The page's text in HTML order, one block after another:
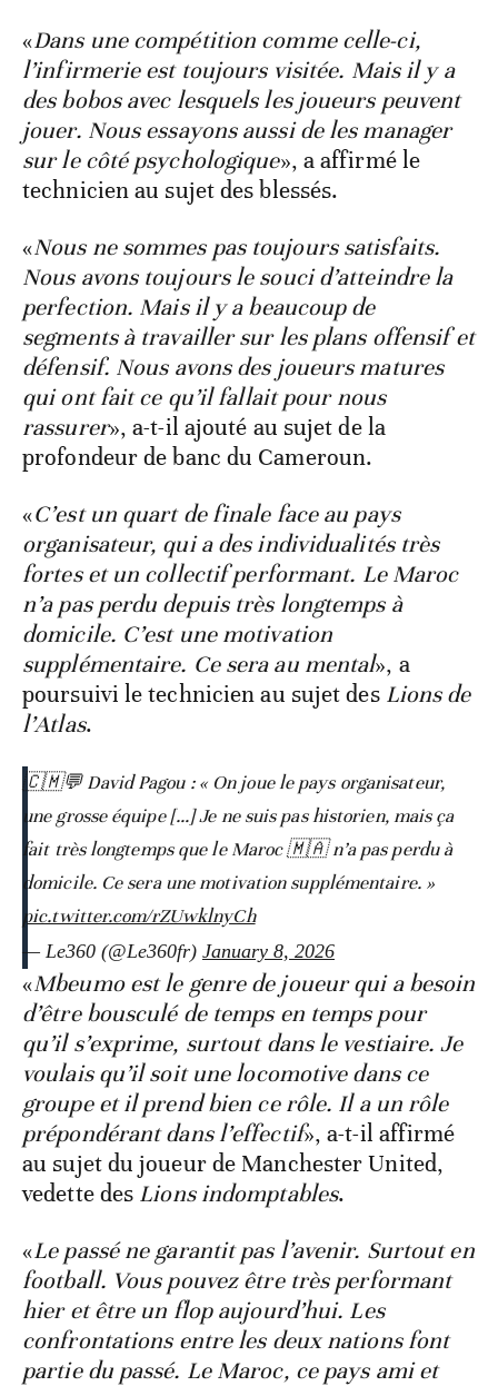
«Dans une compétition comme celle-ci,
l’infirmerie est toujours visitée. Mais il y a
des bobos avec lesquels les joueurs peuvent
jouer. Nous essayons aussi de les manager
sur le côté psychologique», a affirmé le
technicien au sujet des blessés.
«Nous ne sommes pas toujours satisfaits.
Nous avons toujours le souci d’atteindre la
perfection. Mais il y a beaucoup de
segments à travailler sur les plans offensif et
défensif. Nous avons des joueurs matures
qui ont fait ce qu’il fallait pour nous
rassurer», a-t-il ajouté au sujet de la
profondeur de banc du Cameroun.
«C’est un quart de finale face au pays
organisateur, qui a des individualités très
fortes et un collectif performant. Le Maroc
n’a pas perdu depuis très longtemps à
domicile. C’est une motivation
supplémentaire. Ce sera au mental», a
poursuivi le technicien au sujet des Lions de
l’Atlas.
🇨🇲💬 David Pagou : « On joue le pays organisateur,
une grosse équipe […] Je ne suis pas historien, mais ça
fait très longtemps que le Maroc 🇲🇦 n’a pas perdu à
domicile. Ce sera une motivation supplémentaire. »
pic.twitter.com/rZUwklnyCh
— Le360 (@Le360fr) January 8, 2026
«Mbeumo est le genre de joueur qui a besoin
d’être bousculé de temps en temps pour
qu’il s’exprime, surtout dans le vestiaire. Je
voulais qu’il soit une locomotive dans ce
groupe et il prend bien ce rôle. Il a un rôle
prépondérant dans l’effectif», a-t-il affirmé
au sujet du joueur de Manchester United,
vedette des Lions indomptables.
«Le passé ne garantit pas l’avenir. Surtout en
football. Vous pouvez être très performant
hier et être un flop aujourd’hui. Les
confrontations entre les deux nations font
partie du passé. Le Maroc, ce pays ami et